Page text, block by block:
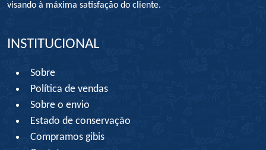
visando à máxima satisfação do cliente.
INSTITUCIONAL
Sobre
Política de vendas
Sobre o envio
Estado de conservação
Compramos gibis